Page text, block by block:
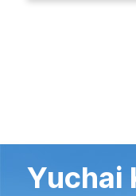
Yuchai